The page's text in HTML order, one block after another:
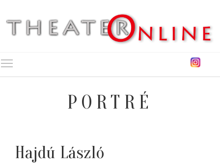
PORTRÉ
Hajdú László